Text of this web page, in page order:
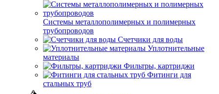
Системы металлополимерных и полимерных
трубопроводов
Счетчики для воды
Уплотнительные
материалы
Фильтры, картриджи
Фитинги для
стальных труб